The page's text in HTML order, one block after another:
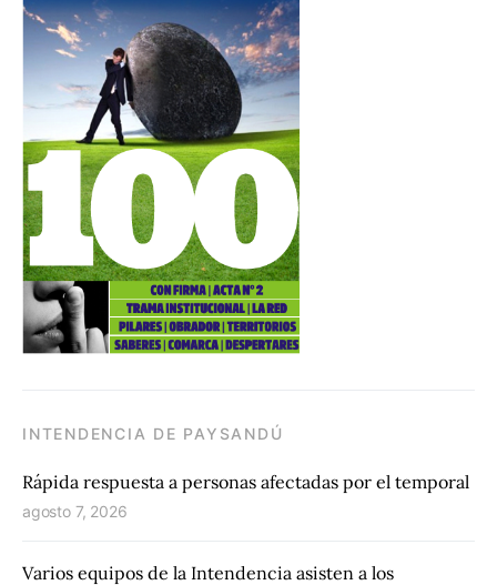
INTENDENCIA DE PAYSANDÚ
Rápida respuesta a personas afectadas por el temporal
agosto 7, 2026
Varios equipos de la Intendencia asisten a los